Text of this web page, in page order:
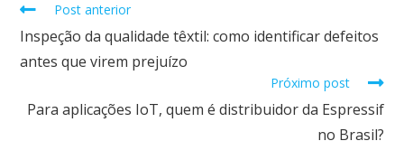
k p
Post anterior
Inspeção da qualidade têxtil: como identificar defeitos
antes que virem prejuízo
Próximo post
Para aplicações IoT, quem é distribuidor da Espressif
no Brasil?